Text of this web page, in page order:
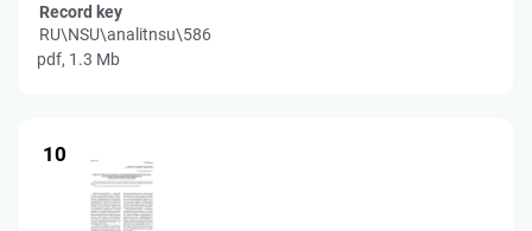
Record key
RU\NSU\analitnsu\586
pdf, 1.3 Mb
10